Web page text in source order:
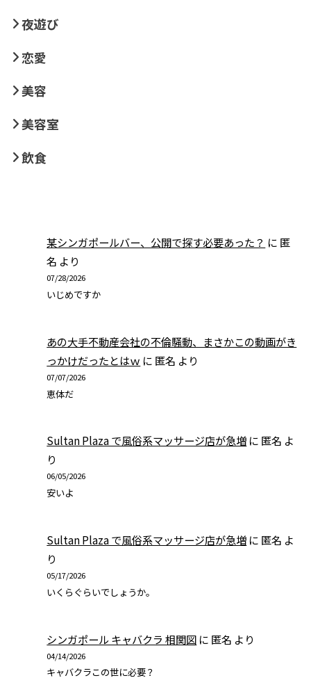
夜遊び
恋愛
美容
美容室
飲食
某シンガポールバー、公開で探す必要あった？ に 匿
名 より
07/28/2026
いじめですか
あの大手不動産会社の不倫騒動、まさかこの動画がき
っかけだったとはｗ に 匿名 より
07/07/2026
恵体だ
Sultan Plaza で風俗系マッサージ店が急増 に 匿名 よ
り
06/05/2026
安いよ
Sultan Plaza で風俗系マッサージ店が急増 に 匿名 よ
り
05/17/2026
いくらぐらいでしょうか。
シンガポール キャバクラ 相関図 に 匿名 より
04/14/2026
キャバクラこの世に必要？